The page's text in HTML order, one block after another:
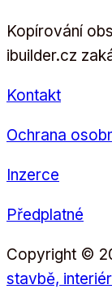
Kopírování
ibuilder.cz
Kontakt
Ochrana
Inzerce
Předplatné
Copyright ©
stavbě,